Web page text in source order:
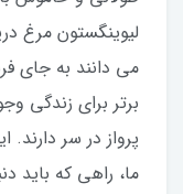
لیوینگستون مرغ
می دانند به جای
برتر برای زندگی
پرواز در سر
ما، راهی که باید